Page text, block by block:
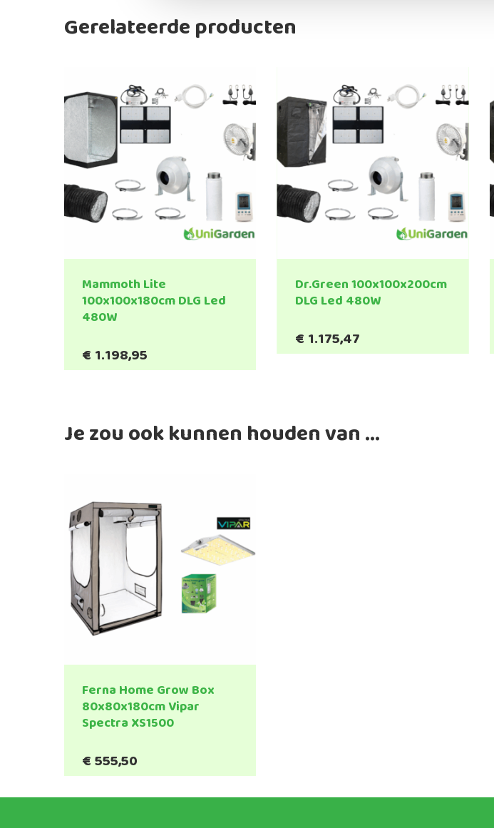
Gerelateerde producten
Mammoth Lite
100x100x180cm DLG Led
480W
€ 1.198,95
Dr.Green 100x100x200cm
DLG Led 480W
€ 1.175,47
Je zou ook kunnen houden van …
Ferna Home Grow Box
80x80x180cm Vipar
Spectra XS1500
€555,50